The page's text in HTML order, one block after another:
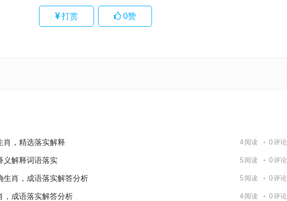
打赏 0赞
肖，精选落实解释 4 阅读 0评论
义解释词语落实 5 阅读 0评论
生肖，成语落实解答分析 5 阅读 0评论
，成语落实解答分析 4 阅读 0评论